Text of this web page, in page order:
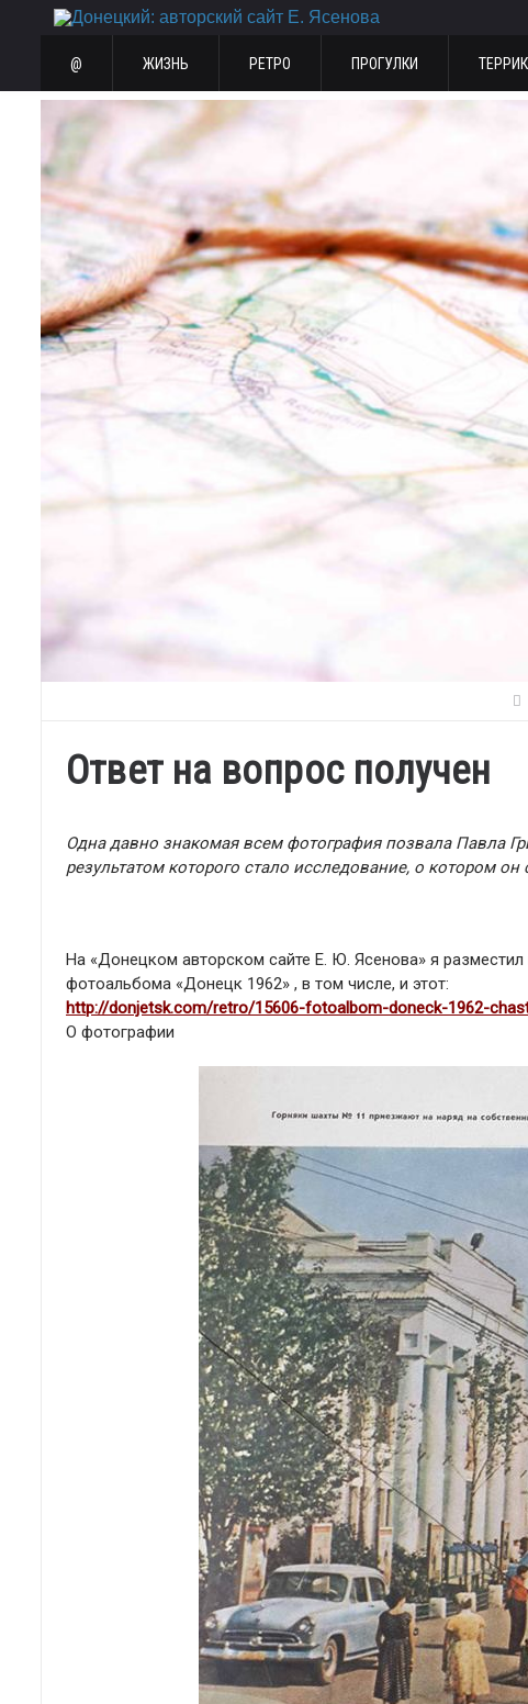
@ ЖИЗНЬ РЕТРО ПРОГУЛКИ
Ответ на вопрос получен
Одна давно знакомая всем фотография позвала Павла
результатом которого стало исследование, о котором он
На «Донецком авторском сайте Е. Ю. Ясенова» я
фотоальбома «Донецк 1962» , в том числе, и этот:
http://donjetsk.com/retro/15606-fotoalbom-doneck-1962-
О фотографии